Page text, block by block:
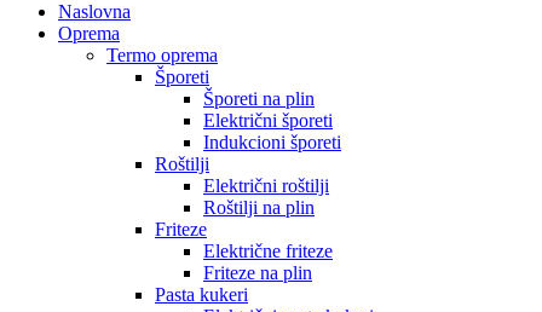
Naslovna
Oprema
Termo oprema
Šporeti
Šporeti na plin
Električni šporeti
Indukcioni šporeti
Roštilji
Električni roštilji
Roštilji na plin
Friteze
Električne friteze
Friteze na plin
Pasta kukeri